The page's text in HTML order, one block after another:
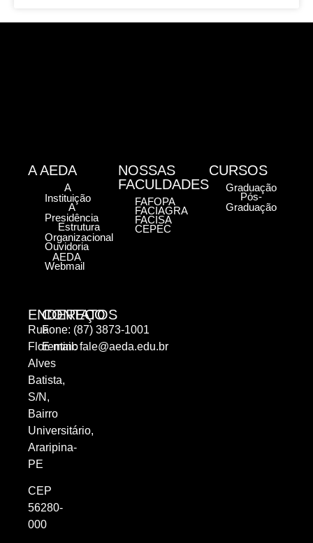
ENDEREÇO
Rua
Florentino
Alves
Batista,
S/N,
Bairro
Universitário,
Araripina-
PE
CEP
56280-
000
CONTATOS
Fone: (87) 3873-1001
E-mail:fale@aeda.edu.br
A AEDA
A
Instituição
A
Presidência
Estrutura
Organizacional
Ouvidoria
AEDA
Webmail
NOSSAS
FACULDADES
FAFOPA
FACIAGRA
FACISA
CEPEC
CURSOS
Graduação
Pós-
Graduação